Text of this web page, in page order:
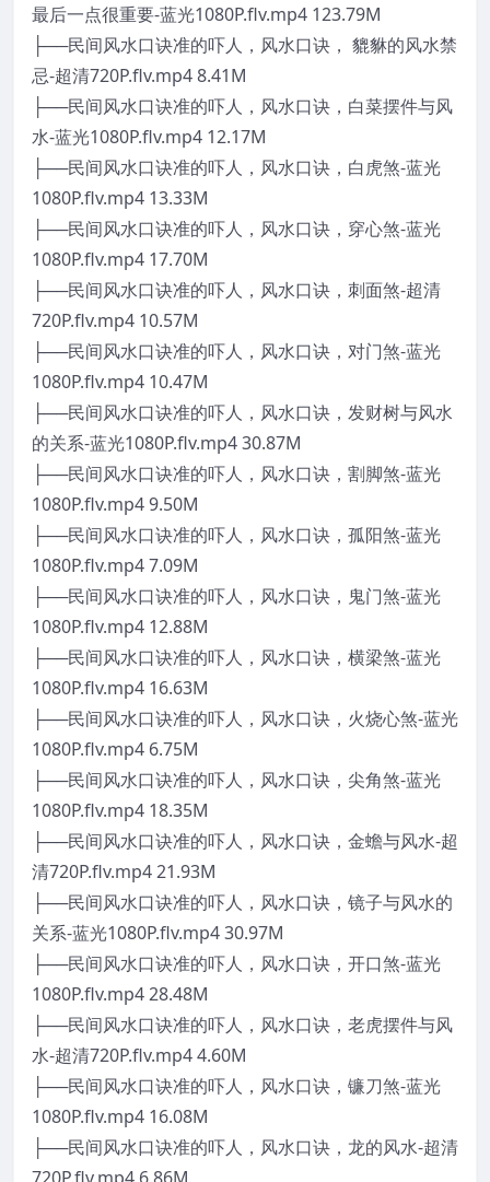
最后一点很重要-蓝光1080P.flv.mp4 123.79M
├──民间风水口诀准的吓人，风水口诀， 貔貅的风水禁
忌-超清720P.flv.mp4 8.41M
├──民间风水口诀准的吓人，风水口诀，白菜摆件与风
水-蓝光1080P.flv.mp4 12.17M
├──民间风水口诀准的吓人，风水口诀，白虎煞-蓝光
1080P.flv.mp4 13.33M
├──民间风水口诀准的吓人，风水口诀，穿心煞-蓝光
1080P.flv.mp4 17.70M
├──民间风水口诀准的吓人，风水口诀，刺面煞-超清
720P.flv.mp4 10.57M
├──民间风水口诀准的吓人，风水口诀，对门煞-蓝光
1080P.flv.mp4 10.47M
├──民间风水口诀准的吓人，风水口诀，发财树与风水
的关系-蓝光1080P.flv.mp4 30.87M
├──民间风水口诀准的吓人，风水口诀，割脚煞-蓝光
1080P.flv.mp4 9.50M
├──民间风水口诀准的吓人，风水口诀，孤阳煞-蓝光
1080P.flv.mp4 7.09M
├──民间风水口诀准的吓人，风水口诀，鬼门煞-蓝光
1080P.flv.mp4 12.88M
├──民间风水口诀准的吓人，风水口诀，横梁煞-蓝光
1080P.flv.mp4 16.63M
├──民间风水口诀准的吓人，风水口诀，火烧心煞-蓝光
1080P.flv.mp4 6.75M
├──民间风水口诀准的吓人，风水口诀，尖角煞-蓝光
1080P.flv.mp4 18.35M
├──民间风水口诀准的吓人，风水口诀，金蟾与风水-超
清720P.flv.mp4 21.93M
├──民间风水口诀准的吓人，风水口诀，镜子与风水的
关系-蓝光1080P.flv.mp4 30.97M
├──民间风水口诀准的吓人，风水口诀，开口煞-蓝光
1080P.flv.mp4 28.48M
├──民间风水口诀准的吓人，风水口诀，老虎摆件与风
水-超清720P.flv.mp4 4.60M
├──民间风水口诀准的吓人，风水口诀，镰刀煞-蓝光
1080P.flv.mp4 16.08M
├──民间风水口诀准的吓人，风水口诀，龙的风水-超清
720P.flv.mp4 6.86M